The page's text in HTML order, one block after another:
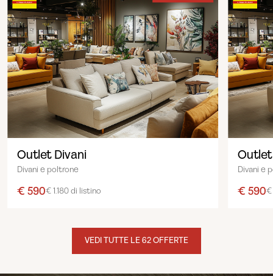
Outlet Divani
Divani e poltrone
€ 590€ 1.180 di listino
Divani e
€ 590€
VEDI TUTTE LE 62 OFFERTE